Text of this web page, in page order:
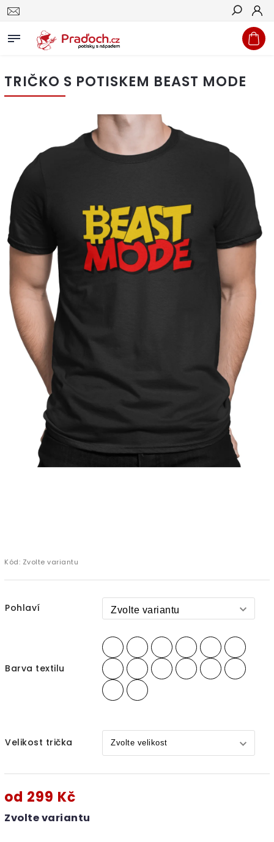
Hledat
TRIČKO S POTISKEM BEAST MODE
Kód: Zvolte variantu
Pohlaví
Barva textilu
Velikost trička
od 299 Kč
Zvolte variantu